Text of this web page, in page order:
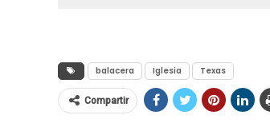
balacera Iglesia Texas
Compartir